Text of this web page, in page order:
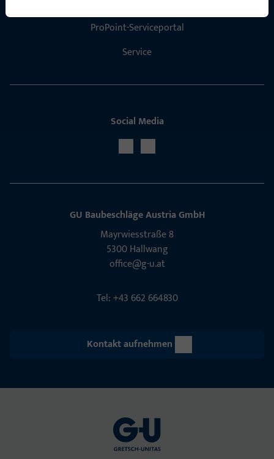
ProPoint-Serviceportal
Service
Social Media
GU Baubeschläge Aus­tria GmbH
Mayrwies­straße 8
5300 Hall­wang
office@g-u.at
Tel: +43 662 664830
Kontakt aufnehmen